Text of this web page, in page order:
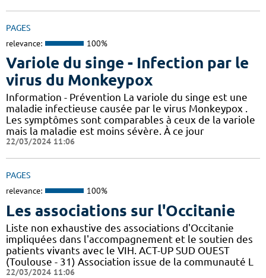
PAGES
relevance: 100%
Variole du singe - Infection par le
virus du Monkeypox
Information - Prévention La variole du singe est une
maladie infectieuse causée par le virus Monkeypox .
Les symptômes sont comparables à ceux de la variole
mais la maladie est moins sévère. À ce jour
22/03/2024 11:06
PAGES
relevance: 100%
Les associations sur l'Occitanie
Liste non exhaustive des associations d'Occitanie
impliquées dans l'accompagnement et le soutien des
patients vivants avec le VIH. ACT-UP SUD OUEST
(Toulouse - 31) Association issue de la communauté L
22/03/2024 11:06